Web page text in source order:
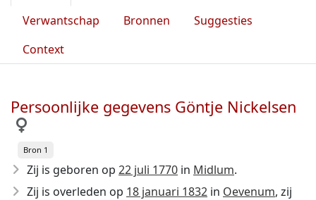
Verwantschap
Bronnen
Suggesties
Context
Persoonlijke gegevens Göntje Nickelsen
Bron 1
Zij is geboren op 22 juli 1770 in Midlum.
Zij is overleden op 18 januari 1832 in Oevenum, zij